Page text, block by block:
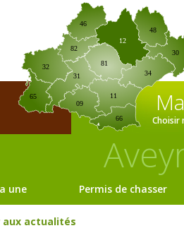
09
12
30
31
32
34
46
65
66
81
82
11
48
Choisir
une Permis de chasser
aux actualités